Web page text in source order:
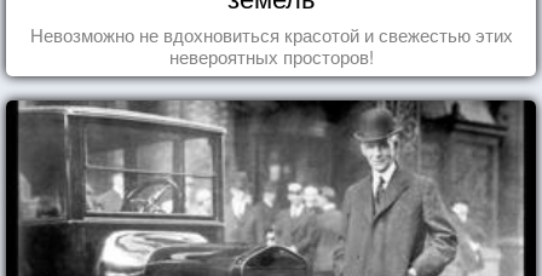
Невозможно не вдохновиться красотой и свежестью этих
невероятных просторов!